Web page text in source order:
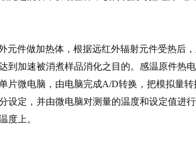
件做加热体，根据远红外辐射元件受热后
到加速被消煮样品消化之目的。感温原件热
片微电脑，由电脑完成A/D转换，把模拟量
设定，并由微电脑对测量的温度和设定值进
度上。